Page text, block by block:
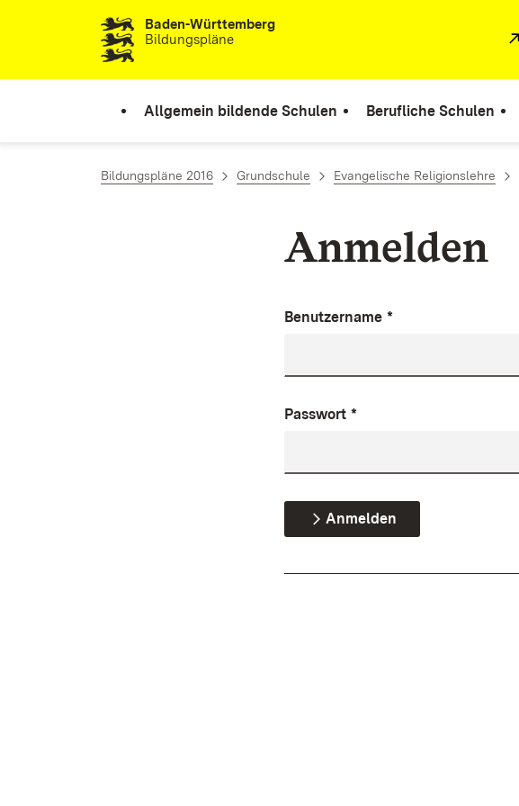
Zum Inhalt springenBaden-Württemberg
Bildungspläne
Allgemein bildende Schulen Berufliche Schulen
Bildungspläne 2016 Grundschule Evangelische Religionslehre
Anmelden
Benutzername *
Passwort *
Anmelden